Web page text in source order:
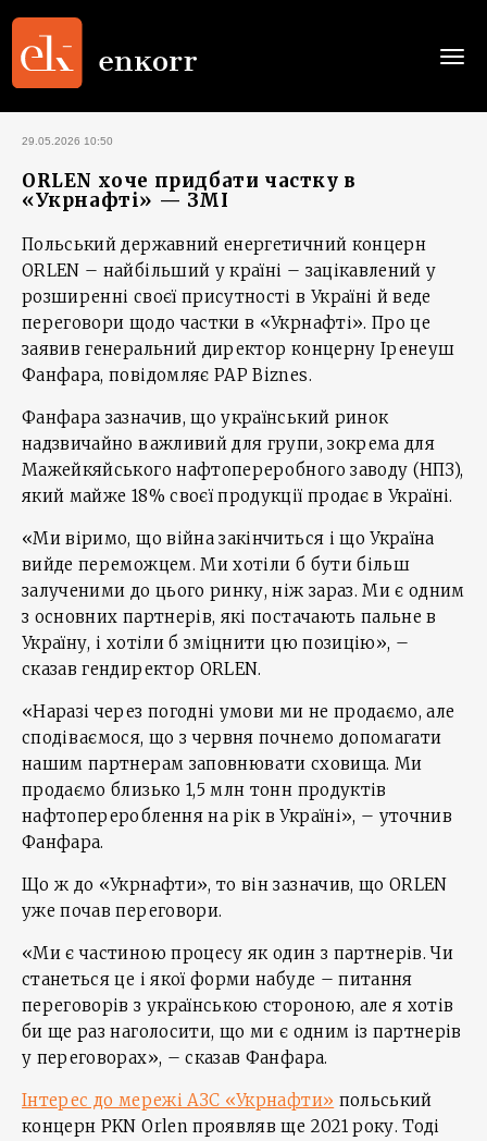
29.05.2026 10:50
ORLEN хоче придбати частку в
«Укрнафті» — ЗМІ
Польський державний енергетичний концерн
ORLEN – найбільший у країні – зацікавлений у
розширенні своєї присутності в Україні й веде
переговори щодо частки в «Укрнафті». Про це
заявив генеральний директор концерну Іренеуш
Фанфара, повідомляє PAP Biznes.
Фанфара зазначив, що український ринок
надзвичайно важливий для групи, зокрема для
Мажейкяйського нафтопереробного заводу (НПЗ),
який майже 18% своєї продукції продає в Україні.
«Ми віримо, що війна закінчиться і що Україна
вийде переможцем. Ми хотіли б бути більш
залученими до цього ринку, ніж зараз. Ми є одним
з основних партнерів, які постачають пальне в
Україну, і хотіли б зміцнити цю позицію», –
сказав гендиректор ORLEN.
«Наразі через погодні умови ми не продаємо, але
сподіваємося, що з червня почнемо допомагати
нашим партнерам заповнювати сховища. Ми
продаємо близько 1,5 млн тонн продуктів
нафтоперероблення на рік в Україні», – уточнив
Фанфара.
Що ж до «Укрнафти», то він зазначив, що ORLEN
уже почав переговори.
«Ми є частиною процесу як один з партнерів. Чи
станеться це і якої форми набуде – питання
переговорів з українською стороною, але я хотів
би ще раз наголосити, що ми є одним із партнерів
у переговорах», – сказав Фанфара.
Інтерес до мережі АЗС «Укрнафти» польський
концерн PKN Orlen проявляв ще 2021 року. Тоді